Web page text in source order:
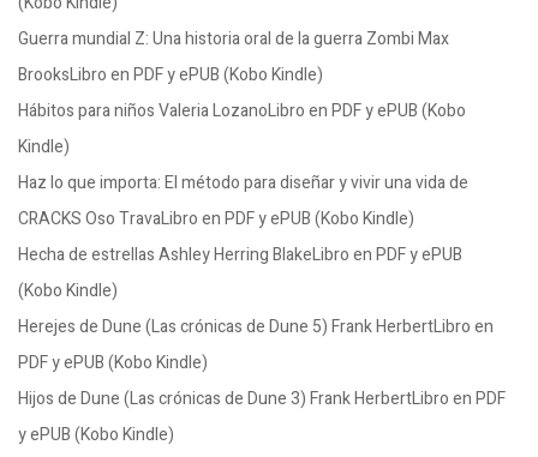
Guerra mundial Z: Una historia oral de la guerra Zombi Max
BrooksLibro en PDF y ePUB (Kobo Kindle)
Hábitos para niños Valeria LozanoLibro en PDF y ePUB (Kobo
Kindle)
Haz lo que importa: El método para diseñar y vivir una vida de
CRACKS Oso TravaLibro en PDF y ePUB (Kobo Kindle)
Hecha de estrellas Ashley Herring BlakeLibro en PDF y ePUB
(Kobo Kindle)
Herejes de Dune (Las crónicas de Dune 5) Frank HerbertLibro en
PDF y ePUB (Kobo Kindle)
Hijos de Dune (Las crónicas de Dune 3) Frank HerbertLibro en PDF
y ePUB (Kobo Kindle)